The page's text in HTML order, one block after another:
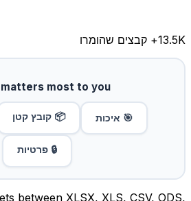
13.5K+ קבצים שהומרו
most to you?
🎯 איכות 📦 קובץ קטן
🔒 פרטיות
between XLSX, XLS, CSV, ODS,